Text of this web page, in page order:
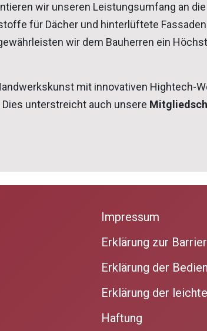
wir unseren Leistungsumfang an
für Dächer und hinterlüftete
wir dem Bauherren ein
mit innovativen Hightech-
unterstreicht auch unsere
Impressum
Erklärung zur
Erklärung der
Erklärung der
Haftung